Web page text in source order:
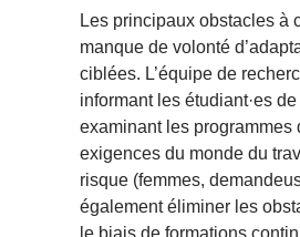
Les principaux obstacles à
manque de volonté
ciblées. L’équipe de
informant les étudiant·es
examinant les programmes
exigences du monde du
risque (femmes,
également éliminer les
le biais de formations